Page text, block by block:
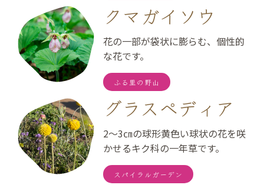
クマガイソウ
花の一部が袋状に膨らむ、個性的
な花です。
ふる里の野山
グラスペディア
2～3㎝の球形黄色い球状の花を咲
かせるキク科の一年草です。
スパイラルガーデン